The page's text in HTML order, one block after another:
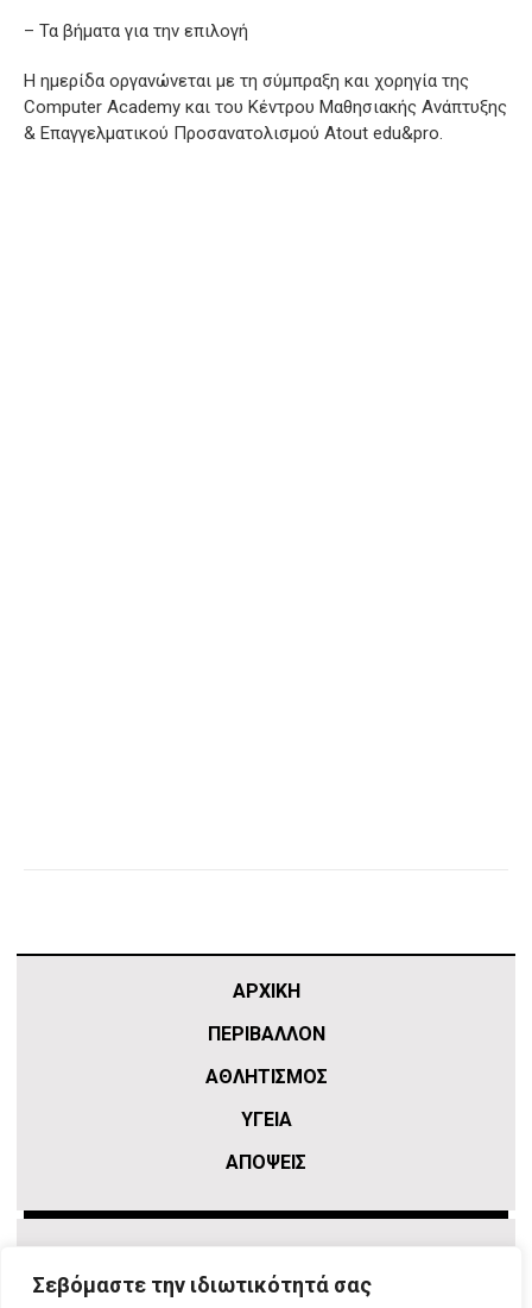
Σεβόμαστε την ιδιωτικότητά σας
– Τα βήματα για την επιλογή
Η ημερίδα οργανώνεται με τη σύμπραξη και χορηγία της
Computer Academy και του Κέντρου Μαθησιακής Ανάπτυξης
& Επαγγελματικού Προσανατολισμού Atout edu&pro.
ΑΡΧΙΚΗ
ΠΕΡΙΒΑΛΛΟΝ
ΑΘΛΗΤΙΣΜΌΣ
ΥΓΕΙΑ
ΑΠΟΨΕΙΣ